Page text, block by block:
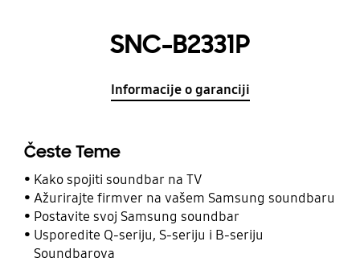
SNC-B2331P
Informacije o garanciji
Česte Teme
Kako spojiti soundbar na TV
Ažurirajte firmver na vašem Samsung soundbaru
Postavite svoj Samsung soundbar
Usporedite Q-seriju, S-seriju i B-seriju
Soundbarova